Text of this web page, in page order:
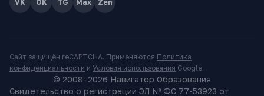
VK OK TG Max Zen
Сайт защищён reCAPTCHA. Применяются Политика
конфиденциальности и Условия использования Google.
© 2008–2026 Навигатор Образования
Свидетельство о регистрации ЭЛ № ФС 77-53923 от